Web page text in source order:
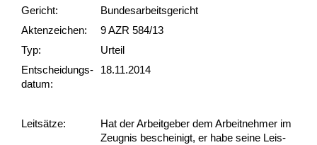
Gericht:
Bundesarbeitsgericht
Akten­zeichen:
9 AZR 584/13
Typ:
Urteil
Ent­scheid­ungs­
datum:
18.11.2014
Leit­sätze:
Hat der Ar­beit­ge­ber dem Ar­beit­neh­mer im
Zeug­nis be­schei­nigt, er ha­be sei­ne Leis­